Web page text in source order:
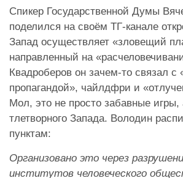
Спикер Государственной Думы
поделился на своём ТГ-канале
Запад осуществляет «зловещий
направленный на
Квадроберов он зачем-то связал с
пропагандой», чайлдфри и
Мол, это не просто забавные игры,
тлетворного Запада. Володин
пунктам:
Организовано это через
институтов человеческого